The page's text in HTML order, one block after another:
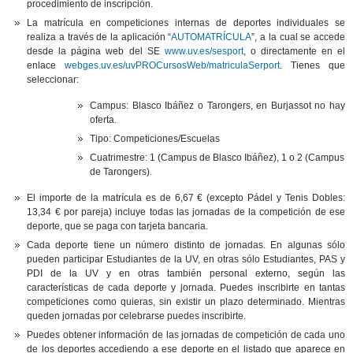
procedimiento de inscripción.
La matrícula en competiciones internas de deportes individuales se
realiza a través de la aplicación “AUTOMATRÍCULA”, a la cual se accede
desde la página web del SE www.uv.es/sesport, o directamente en el
enlacewebges.uv.es/uvPROCursosWeb/matriculaSerport. Tienes que
seleccionar:
Campus: Blasco Ibáñez o Tarongers, en Burjassot no hay
oferta.
Tipo: Competiciones/Escuelas
Cuatrimestre: 1 (Campus de Blasco Ibáñez), 1 o 2 (Campus
de Tarongers).
El importe de la matrícula es de 6,67 € (excepto Pádel y Tenis Dobles:
13,34 € por pareja) incluye todas las jornadas de la competición de ese
deporte, que se paga con tarjeta bancaria.
Cada deporte tiene un número distinto de jornadas. En algunas sólo
pueden participar Estudiantes de la UV, en otras sólo Estudiantes, PAS y
PDI de la UV y en otras también personal externo, según las
características de cada deporte y jornada. Puedes inscribirte en tantas
competiciones como quieras, sin existir un plazo determinado. Mientras
queden jornadas por celebrarse puedes inscribirte.
Puedes obtener información de las jornadas de competición de cada uno
de los deportes accediendo a ese deporte en el listado que aparece en